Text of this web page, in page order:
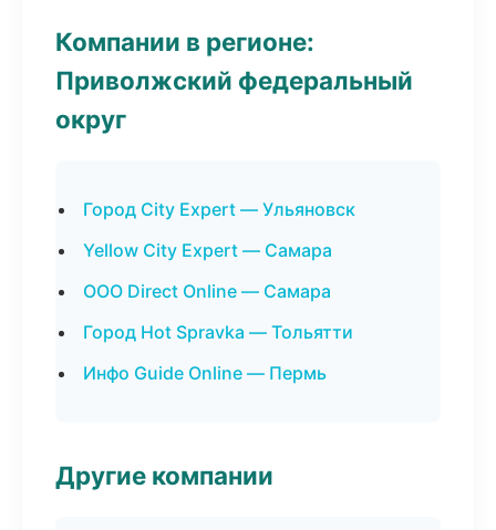
Компании в регионе:
Приволжский федеральный
округ
Город City Expert — Ульяновск
Yellow City Expert — Самара
ООО Direct Online — Самара
Город Hot Spravka — Тольятти
Инфо Guide Online — Пермь
Другие компании